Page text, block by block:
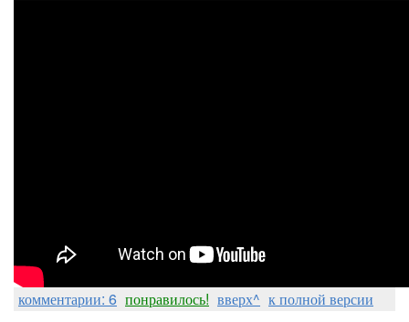
комментарии: 6 понравилось! вверх^ к полной версии